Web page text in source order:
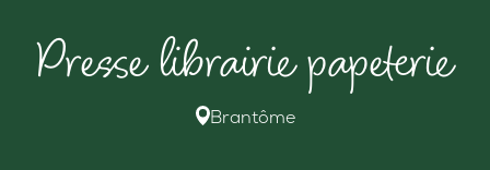
Presse librairie papeterie
Brantôme